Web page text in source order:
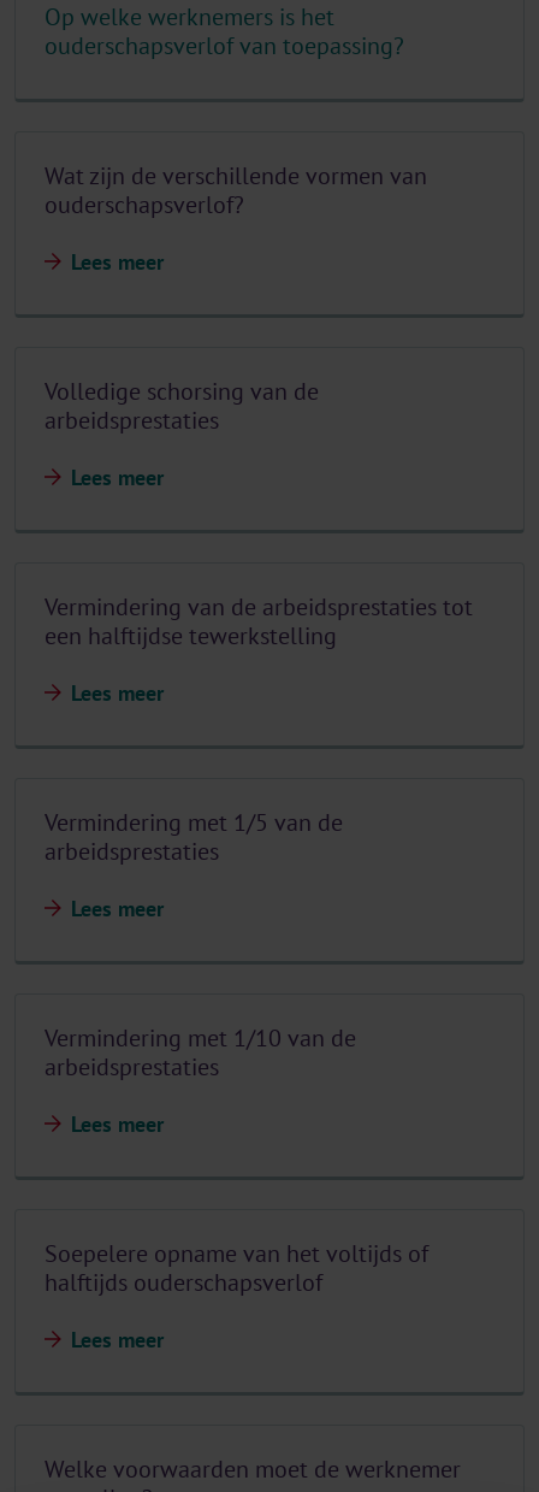
Op welke werknemers is het
ouderschapsverlof van toepassing?
Wat zijn de verschillende vormen van
ouderschapsverlof?
Lees meer
Volledige schorsing van de
arbeidsprestaties
Lees meer
Vermindering van de arbeidsprestaties tot
een halftijdse tewerkstelling
Lees meer
Vermindering met 1/5 van de
arbeidsprestaties
Lees meer
Vermindering met 1/10 van de
arbeidsprestaties
Lees meer
Soepelere opname van het voltijds of
halftijds ouderschapsverlof
Lees meer
Welke voorwaarden moet de werknemer